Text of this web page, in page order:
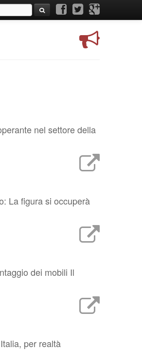
nel settore della
La figura si occuperà
dei mobili Il
per realtà